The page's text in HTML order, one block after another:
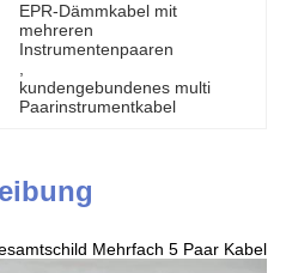
EPR-Dämmkabel mit
mehreren
Instrumentenpaaren
kundengebundenes multi
Paarinstrumentkabel
Mehrfach 5 Paar Kabel